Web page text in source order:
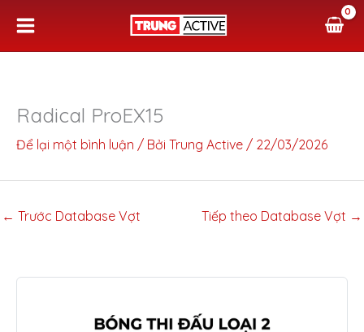
nội
Radical ProEX15
Để lại một bình luận / Bởi Trung Active / 22/03/2026
← Trước Database Vợt Tiếp theo Database Vợt →